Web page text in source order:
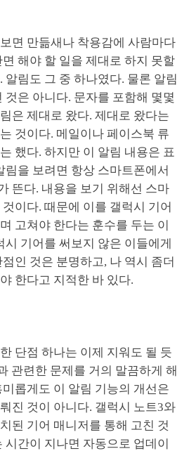
면 만듦새나 착용감에 사람마다
해야 할 일을 제대로 하지 못할
알림도 그 중 하나였다. 물론 알림
것은 아니다. 문자를 포함해 몇몇
은 제대로 왔다. 제대로 왔다는
것이다. 메일이나 페이스북 류
했다. 하지만 이 알림 내용은 표
림을 보려면 항상 스마트폰에서
뜬다. 내용을 보기 위해선 스마
이다. 때문에 이를 갤럭시 기어
고쳐야 한다는 훈수를 두는 이
시 기어를 써보지 않은 이들에게
인 것은 분명하고, 나 역시 좀더
한다고 지적한 바 있다.
단점 하나는 이제 지워도 될 듯
관련한 문제를 거의 말끔하게 해
롭게도 이 알림 기능의 개선은
진 것이 아니다. 갤럭시 노트3와
된 기어 매니저를 통해 고친 것
시간이 지나면 자동으로 업데이